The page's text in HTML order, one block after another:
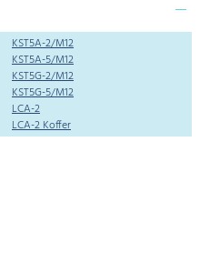
KST5A-2/M12
KST5A-5/M12
KST5G-2/M12
KST5G-5/M12
LCA-2
LCA-2 Koffer